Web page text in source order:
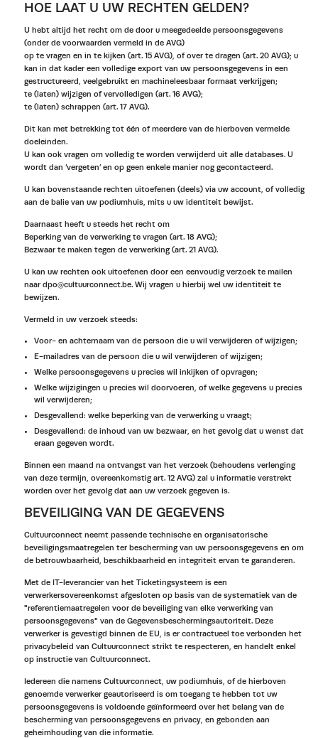
HOE LAAT U UW RECHTEN GELDEN?
U hebt altijd het recht om de door u meegedeelde persoonsgegevens
(onder de voorwaarden vermeld in de AVG)
op te vragen en in te kijken (art. 15 AVG), of over te dragen (art. 20 AVG); u
kan in dat kader een volledige export van uw persoonsgegevens in een
gestructureerd, veelgebruikt en machineleesbaar formaat verkrijgen;
te (laten) wijzigen of vervolledigen (art. 16 AVG);
te (laten) schrappen (art. 17 AVG).
Dit kan met betrekking tot één of meerdere van de hierboven vermelde
doeleinden.
U kan ook vragen om volledig te worden verwijderd uit alle databases. U
wordt dan ‘vergeten’ en op geen enkele manier nog gecontacteerd.
U kan bovenstaande rechten uitoefenen (deels) via uw account, of volledig
aan de balie van uw podiumhuis, mits u uw identiteit bewijst.
Daarnaast heeft u steeds het recht om
Beperking van de verwerking te vragen (art. 18 AVG);
Bezwaar te maken tegen de verwerking (art. 21 AVG).
U kan uw rechten ook uitoefenen door een eenvoudig verzoek te mailen
naar dpo@cultuurconnect.be. Wij vragen u hierbij wel uw identiteit te
bewijzen.
Vermeld in uw verzoek steeds:
Voor- en achternaam van de persoon die u wil verwijderen of wijzigen;
E-mailadres van de persoon die u wil verwijderen of wijzigen;
Welke persoonsgegevens u precies wil inkijken of opvragen;
Welke wijzigingen u precies wil doorvoeren, of welke gegevens u precies
wil verwijderen;
Desgevallend: welke beperking van de verwerking u vraagt;
Desgevallend: de inhoud van uw bezwaar, en het gevolg dat u wenst dat
eraan gegeven wordt.
Binnen een maand na ontvangst van het verzoek (behoudens verlenging
van deze termijn, overeenkomstig art. 12 AVG) zal u informatie verstrekt
worden over het gevolg dat aan uw verzoek gegeven is.
BEVEILIGING VAN DE GEGEVENS
Cultuurconnect neemt passende technische en organisatorische
beveiligingsmaatregelen ter bescherming van uw persoonsgegevens en om
de betrouwbaarheid, beschikbaarheid en integriteit ervan te garanderen.
Met de IT-leverancier van het Ticketingsysteem is een
verwerkersovereenkomst afgesloten op basis van de systematiek van de
"referentiemaatregelen voor de beveiliging van elke verwerking van
persoonsgegevens" van de Gegevensbeschermingsautoriteit. Deze
verwerker is gevestigd binnen de EU, is er contractueel toe verbonden het
privacybeleid van Cultuurconnect strikt te respecteren, en handelt enkel
op instructie van Cultuurconnect.
Iedereen die namens Cultuurconnect, uw podiumhuis, of de hierboven
genoemde verwerker geautoriseerd is om toegang te hebben tot uw
persoonsgegevens is voldoende geïnformeerd over het belang van de
bescherming van persoonsgegevens en privacy, en gebonden aan
geheimhouding van die informatie.